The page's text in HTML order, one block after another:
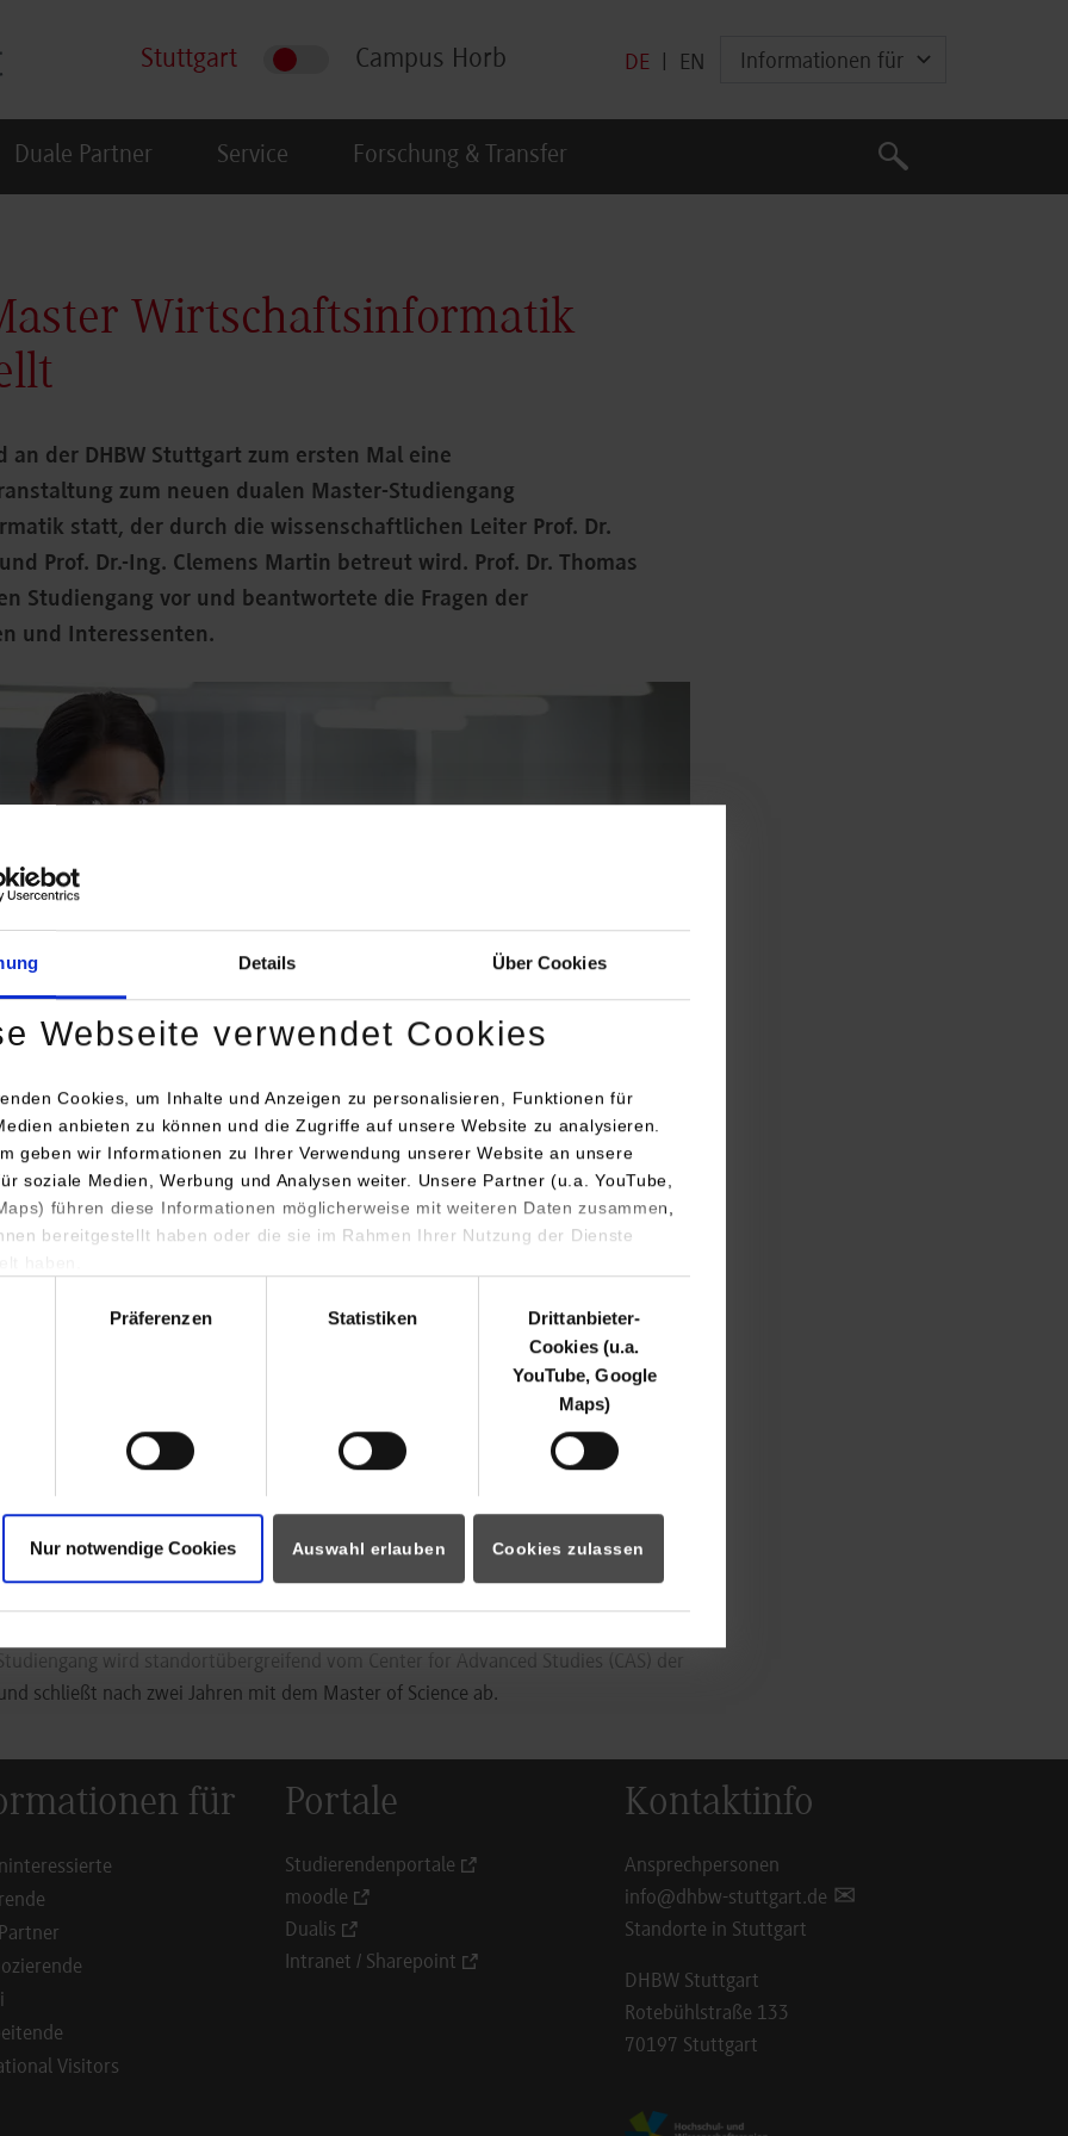
Details Über Cookies
Webseite verwendet Cookies
Cookies, um Inhalte und Anzeigen zu personalisieren, Funktionen für
anbieten zu können und die Zugriffe auf unsere Website zu analysieren.
geben wir Informationen zu Ihrer Verwendung unserer Website an unsere
soziale Medien, Werbung und Analysen weiter. Unsere Partner (u.a. YouTube,
führen diese Informationen möglicherweise mit weiteren Daten zusammen,
bereitgestellt haben oder die sie im Rahmen Ihrer Nutzung der Dienste
Präferenzen Statistiken
Drittanbieter-
Cookies (u.a.
YouTube, Google
Maps)
Nur notwendige Cookies Auswahl erlauben Cookies zulassen
Stuttgart Campus Horb DE EN Informationen für
Duale Partner Service Forschung & Transfer
Suche
Suche
Wirtschaftsinformatik
an der DHBW Stuttgart zum ersten Mal eine
zum neuen dualen Master-Studiengang
statt, der durch die wissenschaftlichen Leiter Prof. Dr.
Prof. Dr.-Ing. Clemens Martin betreut wird. Prof. Dr. Thomas
Studiengang vor und beantwortete die Fragen der
und Interessenten.
und durch IT-Systeme unterstützen sollen. Sie müssen den Überblick über die
die informationstechnologischen Möglichkeiten abschätzen können und
jeder beteiligten Abteilung sprechen, um gemeinsame Ergebnisse zu erzielen.
Projektleitung übernimmt, ist daher auf Expertenwissen auf Master-Niveau
Kessel.
Studiengang richtet sich neben den Bachelor-Absolventinnen und -
Das Setzen inhaltlicher Schwerpunkte ist im Studium individuell
wird standortübergreifend vom Center for Advanced Studies (CAS) der
schließt nach zwei Jahren mit dem Master of Science ab.
für
Visitors
Portale
Studierendenportale
moodle
Dualis
Intranet / Sharepoint
Kontaktinfo
Ansprechpersonen
info@dhbw-stuttgart.de
Standorte in Stuttgart
DHBW Stuttgart
Rotebühlstraße 133
70197 Stuttgart